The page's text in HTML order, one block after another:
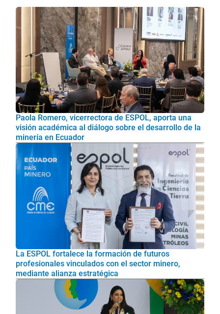
Paola Romero, vicerrectora de ESPOL, aporta una
visión académica al diálogo sobre el desarrollo de la
minería en Ecuador
La ESPOL fortalece la formación de futuros
profesionales vinculados con el sector minero,
mediante alianza estratégica